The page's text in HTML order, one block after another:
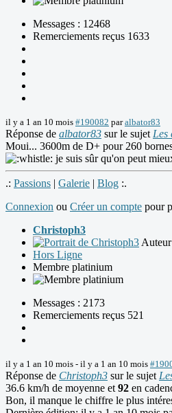
Messages : 12468
Remerciements reçus 1633
il y a 1 an 10 mois #190082 paralbator83
Réponse de albator83 sur le sujet Les
Moui... 3600m de D+ pour 260
je suis sûr qu'on peut
.: Passions | Galerie | Blog :.
Connexion ou Créer un compte pour
Christoph3
Hors Ligne
Membre platinium
Messages : 2173
Remerciements reçus 521
il y a 1 an 10 mois - il y a 1 an 10 mois
Réponse de Christoph3 sur le sujet
36.6 km/h de moyenne et 92 en
Bon, il manque le chiffre le plus